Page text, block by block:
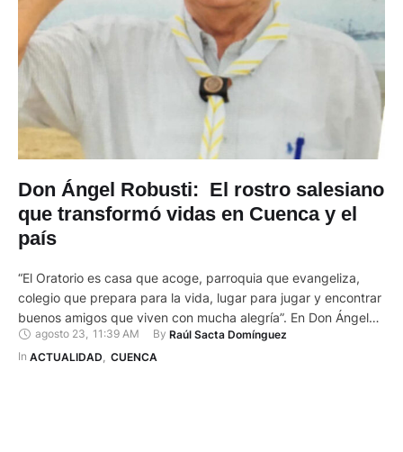
Don Ángel Robusti: El rostro salesiano
que transformó vidas en Cuenca y el
país
“El Oratorio es casa que acoge, parroquia que evangeliza,
colegio que prepara para la vida, lugar para jugar y encontrar
buenos amigos que viven con mucha alegría”. En Don Ángel
Robusti la esencia oratoriana corre por sus venas y genera
acciones concretas con el genuino carisma salesiano, de esos
agosto 23, 11:39 AM By Raúl Sacta Domínguez
In ACTUALIDAD CUENCA